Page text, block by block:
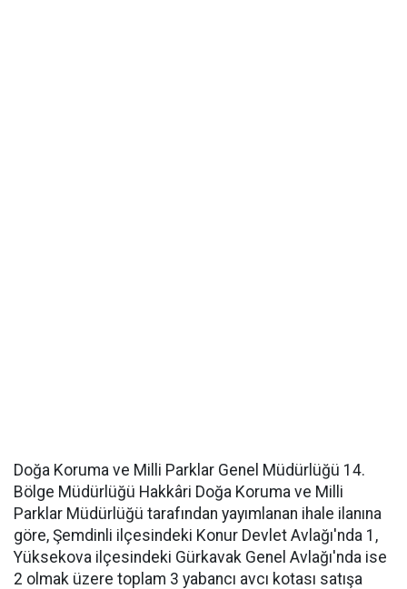
Doğa Koruma ve Milli Parklar Genel Müdürlüğü 14.
Bölge Müdürlüğü Hakkâri Doğa Koruma ve Milli
Parklar Müdürlüğü tarafından yayımlanan ihale ilanına
göre, Şemdinli ilçesindeki Konur Devlet Avlağı'nda 1,
Yüksekova ilçesindeki Gürkavak Genel Avlağı'nda ise
2 olmak üzere toplam 3 yabancı avcı kotası satışa